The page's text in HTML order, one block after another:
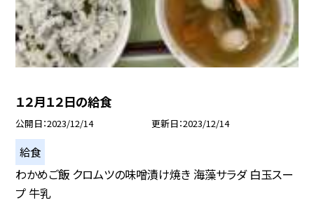
１２月１２日の給食
公開日 2023/12/14 更新日 2023/12/14
給食
わかめご飯 クロムツの味噌漬け焼き 海藻サラダ 白玉スー
プ 牛乳